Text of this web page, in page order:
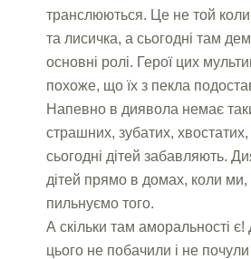
транслюються. Це не той
та лисичка, а сьогодні там
основні ролі. Герої цих
похоже, що їх з пекла
Напевно в диявола немає
страшних, зубатих, хвостатих,
сьогодні дітей забавляють.
дітей прямо в домах, коли ми,
пильнуємо того.
А скільки там аморальності є!
цього не побачили і не